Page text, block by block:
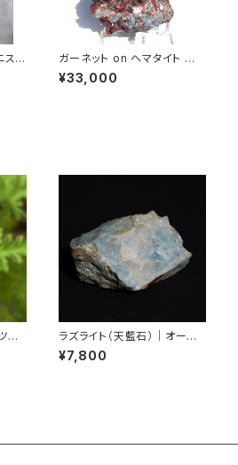
スタ
ガーネット on ヘマタイト 結
晶原石｜南アフリカ産
¥33,000
結
ラズライト（天藍石）｜オースト
リア産
¥7,800